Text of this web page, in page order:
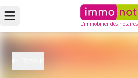
L'immobilier des notaires